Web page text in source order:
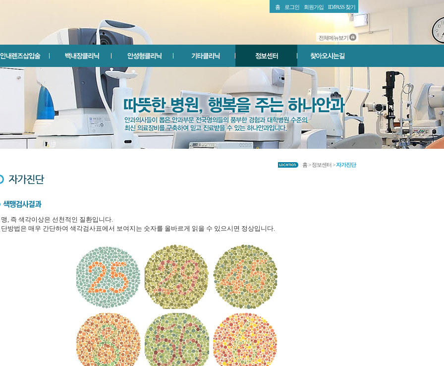
홈 로그인 회원가입 ID/PASS 찾기
전체메뉴보기
홈 > 정보센터 >자가진단
, 즉 색각이상은 선천적인 질환입니다.
방법은 매우 간단하여 색각검사표에서 보여지는 숫자를 올바르게 읽을 수 있으시면 정상입니다.